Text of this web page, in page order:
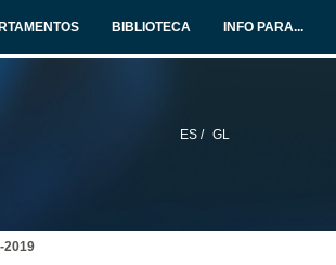
BIBLIOTECA INFO PARA...
ES / GL
2019